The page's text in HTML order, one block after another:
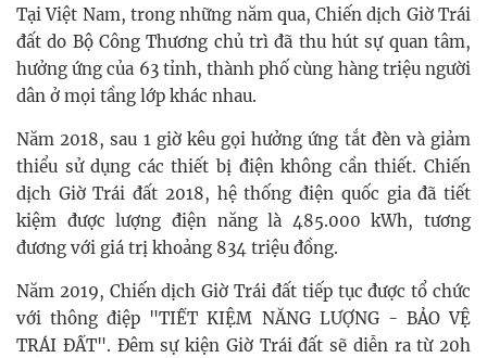
Tại Việt Nam, trong những năm qua, Chiến dịch Giờ Trái
đất do Bộ Công Thương chủ trì đã thu hút sự quan tâm,
hưởng ứng của 63 tỉnh, thành phố cùng hàng triệu người
dân ở mọi tầng lớp khác nhau.
Năm 2018, sau 1 giờ kêu gọi hưởng ứng tắt đèn và giảm
thiểu sử dụng các thiết bị điện không cần thiết. Chiến
dịch Giờ Trái đất 2018, hệ thống điện quốc gia đã tiết
kiệm được lượng điện năng là 485.000 kWh, tương
đương với giá trị khoảng 834 triệu đồng.
Năm 2019, Chiến dịch Giờ Trái đất tiếp tục được tổ chức
với thông điệp "TIẾT KIỆM NĂNG LƯỢNG - BẢO VỆ
TRÁI ĐẤT". Đêm sự kiện Giờ Trái đất sẽ diễn ra từ 20h